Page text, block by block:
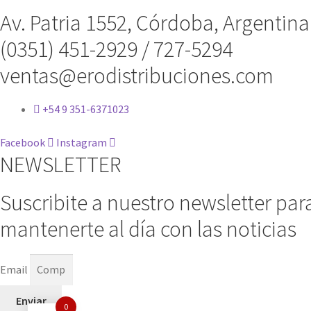
Av. Patria 1552, Córdoba, Argentina
(0351) 451-2929 / 727-5294
ventas@erodistribuciones.com
+54 9 351-6371023
Facebook Instagram
NEWSLETTER
Suscribite a nuestro newsletter
mantenerte al día con las noticias
Email
Enviar 0